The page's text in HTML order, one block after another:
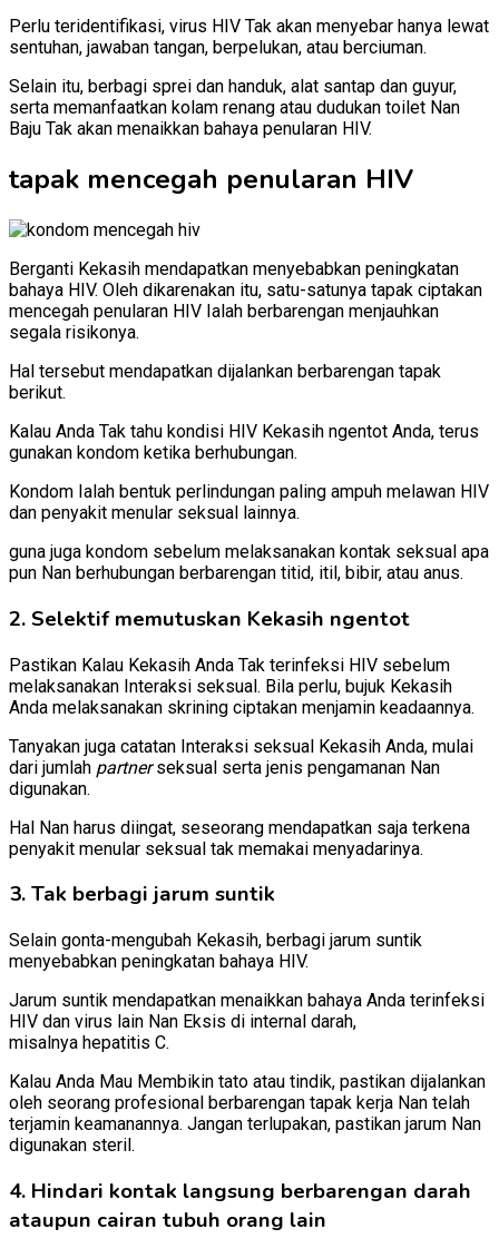
Perlu teridentifikasi, virus HIV Tak akan menyebar hanya lewat
sentuhan, jawaban tangan, berpelukan, atau berciuman.
Selain itu, berbagi sprei dan handuk, alat santap dan guyur,
serta memanfaatkan kolam renang atau dudukan toilet Nan
Baju Tak akan menaikkan bahaya penularan HIV.
tapak mencegah penularan HIV
Berganti Kekasih mendapatkan menyebabkan peningkatan
bahaya HIV. Oleh dikarenakan itu, satu-satunya tapak ciptakan
mencegah penularan HIV Ialah berbarengan menjauhkan
segala risikonya.
Hal tersebut mendapatkan dijalankan berbarengan tapak
berikut.
Kalau Anda Tak tahu kondisi HIV Kekasih ngentot Anda, terus
gunakan kondom ketika berhubungan.
Kondom Ialah bentuk perlindungan paling ampuh melawan HIV
dan penyakit menular seksual lainnya.
guna juga kondom sebelum melaksanakan kontak seksual apa
pun Nan berhubungan berbarengan titid, itil, bibir, atau anus.
2. Selektif memutuskan Kekasih ngentot
Pastikan Kalau Kekasih Anda Tak terinfeksi HIV sebelum
melaksanakan Interaksi seksual. Bila perlu, bujuk Kekasih
Anda melaksanakan skrining ciptakan menjamin keadaannya.
Tanyakan juga catatan Interaksi seksual Kekasih Anda, mulai
dari jumlah partnerseksual serta jenis pengamanan Nan
digunakan.
Hal Nan harus diingat, seseorang mendapatkan saja terkena
penyakit menular seksual tak memakai menyadarinya.
3. Tak berbagi jarum suntik
Selain gonta-mengubah Kekasih, berbagi jarum suntik
menyebabkan peningkatan bahaya HIV.
Jarum suntik mendapatkan menaikkan bahaya Anda terinfeksi
HIV dan virus lain Nan Eksis di internal darah,
misalnya hepatitis C.
Kalau Anda Mau Membikin tato atau tindik, pastikan dijalankan
oleh seorang profesional berbarengan tapak kerja Nan telah
terjamin keamanannya. Jangan terlupakan, pastikan jarum Nan
digunakan steril.
4. Hindari kontak langsung berbarengan darah
ataupun cairan tubuh orang lain